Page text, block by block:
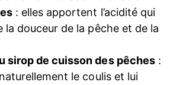
: elles apportent l’acidité qui
la douceur de la pêche et de la
sirop de cuisson des pêches:
le coulis et lui